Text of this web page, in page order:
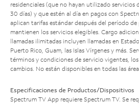
residenciales (que no hayan utilizado servicios
30 días) y que estén al día en pagos con
aplican tarifas estándar después del período
mantienen los servicios elegibles. Cargo
llamadas ilimitadas incluyen llamadas en
Puerto Rico, Guam, las Islas Vírgenes y más.
términos y condiciones de servicio vigentes,
cambios. No están disponibles en todas las
Especificaciones de Productos/Dispositivos
Spectrum TV App requiere Spectrum TV. Se